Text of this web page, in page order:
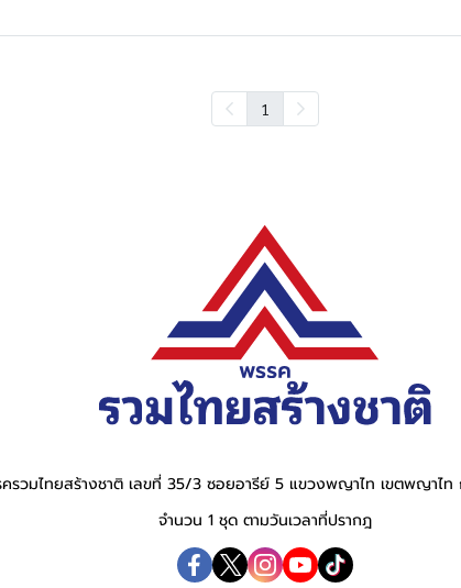
1
รวมไทยสร้างชาติ เลขที่ 35/3 ซอยอารีย์ 5 แขวงพญาไท เขตพญาไท
จำนวน 1 ชุด ตามวันเวลาที่ปรากฎ